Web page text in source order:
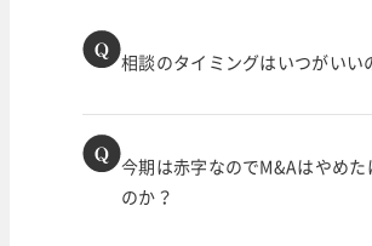
相談のタイミングはいつがいい
今期は赤字なのでM&Aはやめた
のか？